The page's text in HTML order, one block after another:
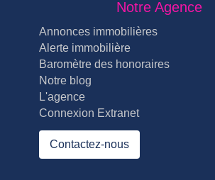
Notre Agence
Annonces immobilières
Alerte immobilière
Baromètre des honoraires
Notre blog
L'agence
Connexion Extranet
Contactez-nous